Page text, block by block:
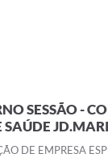
SESSÃO -
DE EMPRESA